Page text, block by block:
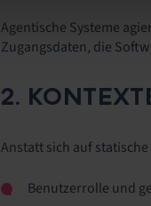
Agentische Systeme
Zugangsdaten, die
2.
Anstatt sich auf
Benutzerrolle und